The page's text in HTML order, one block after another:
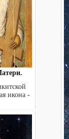
икона -